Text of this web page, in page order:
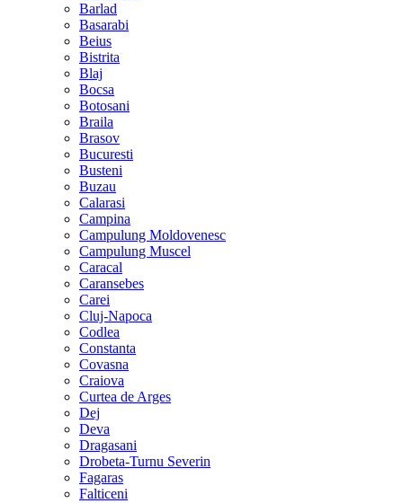
Barlad
Basarabi
Beius
Bistrita
Blaj
Bocsa
Botosani
Braila
Brasov
Bucuresti
Busteni
Buzau
Calarasi
Campina
Campulung Moldovenesc
Campulung Muscel
Caracal
Caransebes
Carei
Cluj-Napoca
Codlea
Constanta
Covasna
Craiova
Curtea de Arges
Dej
Deva
Dragasani
Drobeta-Turnu Severin
Fagaras
Falticeni